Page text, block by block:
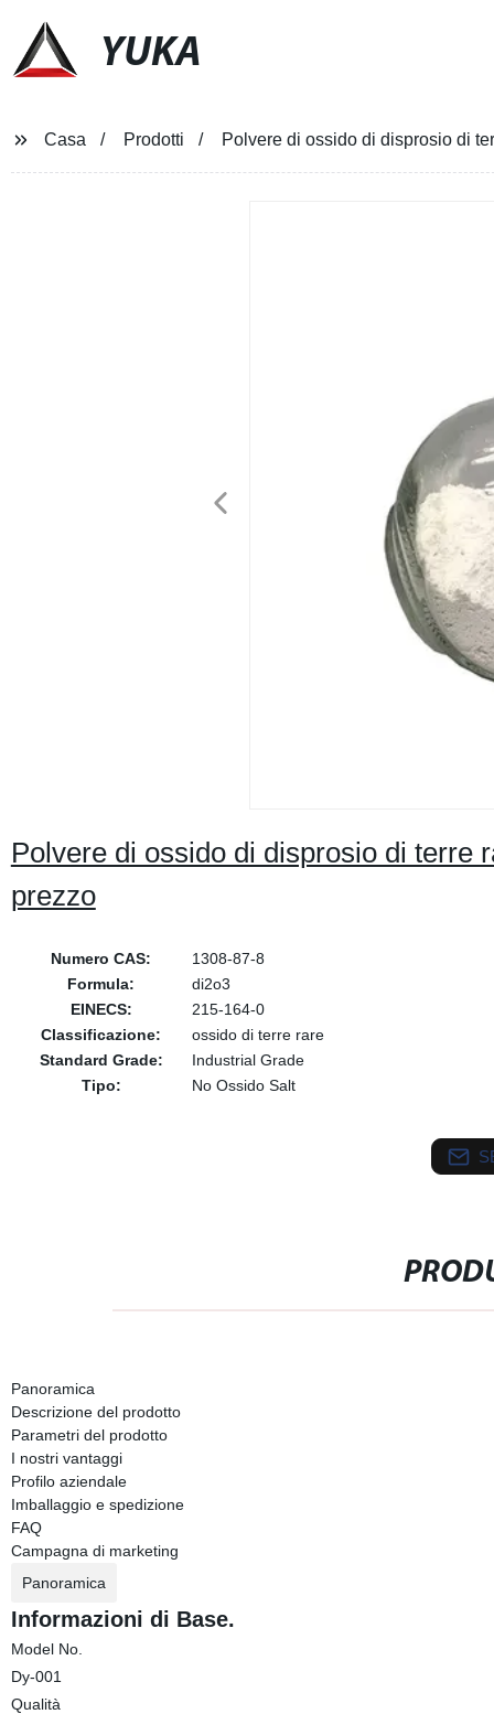
YUKA
Casa Prodotti Polvere di ossido di disprosio di
Polvere di ossido di disprosio di terre
prezzo
Numero CAS:
1308-87-8
Formula:
di2o3
EINECS:
215-164-0
Classificazione:
ossido di terre rare
Standard Grade:
Industrial Grade
Tipo:
No Ossido Salt
Panoramica
Descrizione del prodotto
Parametri del prodotto
I nostri vantaggi
Profilo aziendale
Imballaggio e spedizione
FAQ
Campagna di marketing
Panoramica
Informazioni di Base.
Model No.
Dy-001
Qualità